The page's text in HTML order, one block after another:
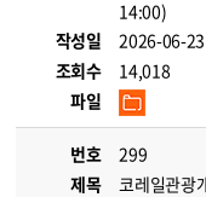
14:00)
작성일
2026-06-23
조회수
14,018
파일
번호
299
제목
코레일관광